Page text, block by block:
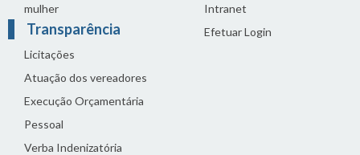
mulher
Transparência
Licitações
Atuação dos vereadores
Execução Orçamentária
Pessoal
Verba Indenizatória
Intranet
Efetuar Login